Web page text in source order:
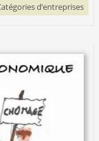
d’entreprises